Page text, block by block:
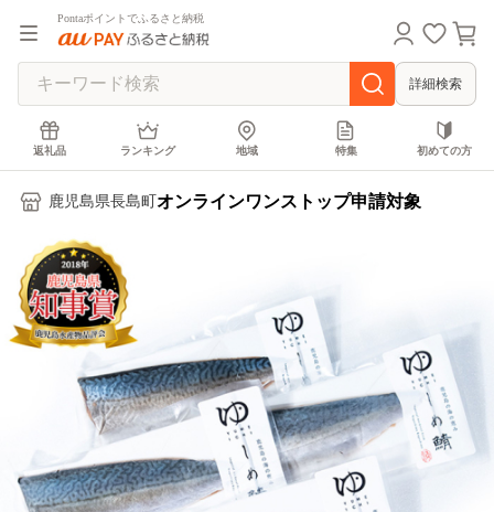
Pontaポイントでふるさと納税
詳細検索
返礼品 ランキング 地域 特集 初めての方
鹿児島県長島町 オンラインワンストップ申請対象